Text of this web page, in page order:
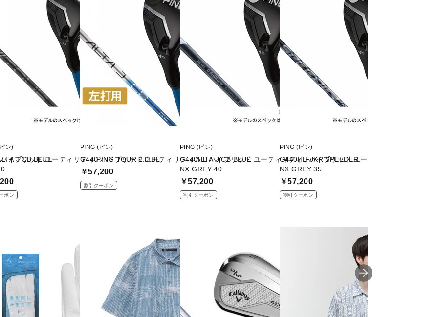
J CB BLUE
ン)
イブリッド ユーティリティ PING TOUR 2.0 BL
ポン
PING (ピン)
G440 ハイブリッド ユーティリティ ALTA J CB BLUE
￥57,200
割引クーポン
PING (ピン)
G440HL ハイブリッド ユーティリティ FJKR SPEEDER
NX GREY 40
￥57,200
割引クーポン
PING (ピン)
G440HL ハイブリッド ユーティリティ FJKR
NX GREY 35
￥57,200
割引クーポン